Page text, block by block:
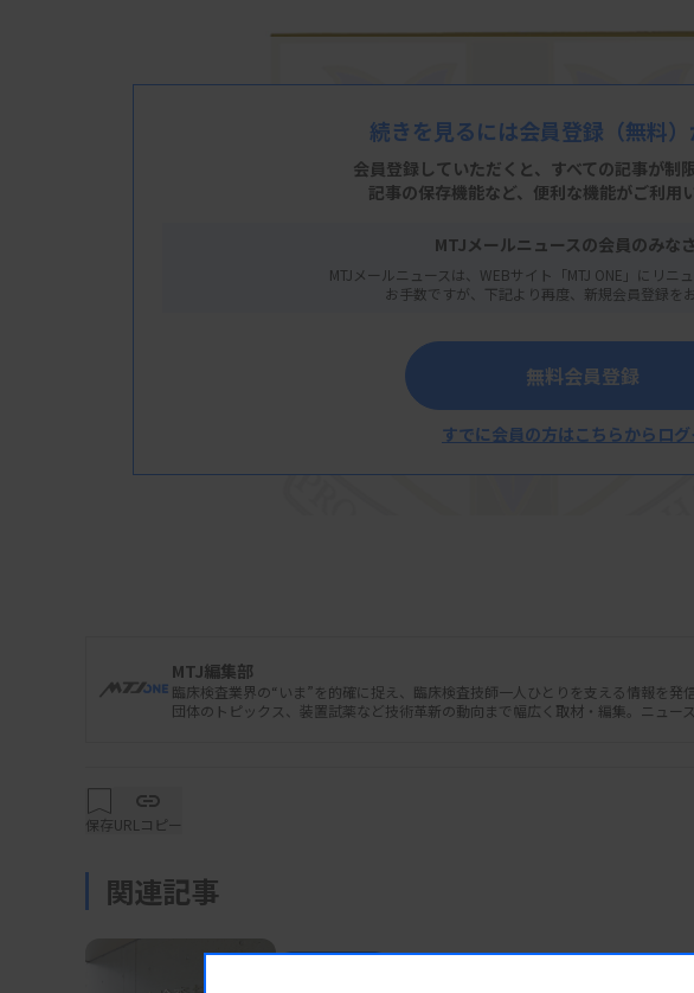
日本臨床検査同学院は1月15日、「二級臨床検査士」「緊急臨
受け付けを開始した。締め切りはいずれも1月31日（水）午後
二級
続きを見るには会員登録 （無料
会員登録していただくと、すべての記事が制
記事の保存機能など、便利な機能がご利用
MTJメールニュースの会員のみな
MTJメールニュースは、WEBサイト「MTJ ONE」にリニ
お手数ですが、下記より再度、新規会員登録を
無料会員登録
すでに会員の方はこちらからログ
MTJ編集部
臨床検査業界の“いま”を的確に捉え、臨床検査技師一人ひとりを支える情報を
団体のトピックス、装置試薬など技術革新の動向まで幅広く取材・編集。ニュー
保存URLコピー
関連記事